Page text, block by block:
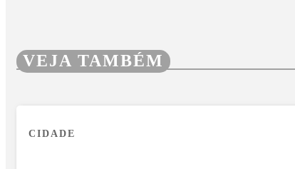
VEJA TAMBÉM
CIDADE